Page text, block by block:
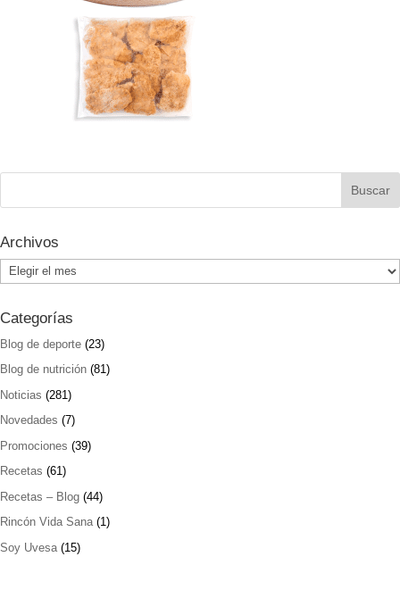
Archivos
Archivos
Categorías
Blog de deporte (23)
Blog de nutrición (81)
Noticias (281)
Novedades (7)
Promociones (39)
Recetas (61)
Recetas – Blog (44)
Rincón Vida Sana(1)
Soy Uvesa (15)